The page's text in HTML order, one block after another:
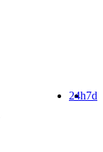
7d
24h